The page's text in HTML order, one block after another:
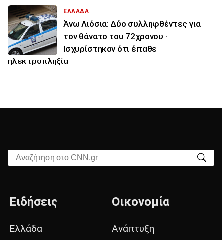
ΕΛΛΑΔΑ
Άνω Λιόσια: Δύο συλληφθέντες για
τον θάνατο του 72χρονου -
Ισχυρίστηκαν ότι έπαθε
ηλεκτροπληξία
Αναζήτηση στο CNN.gr
Ειδήσεις
Ελλάδα
Οικονομία
Ανάπτυξη